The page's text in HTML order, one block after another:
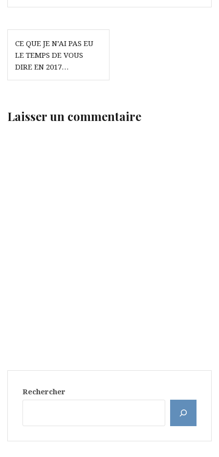
Navigation
de
l’article
CE QUE JE N’AI PAS EU
LE TEMPS DE VOUS
DIRE EN 2017…
Laisser un commentaire
Rechercher